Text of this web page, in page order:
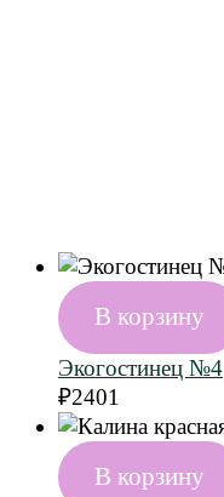
В корзину
Экогостинец №4
₽2401
В корзину